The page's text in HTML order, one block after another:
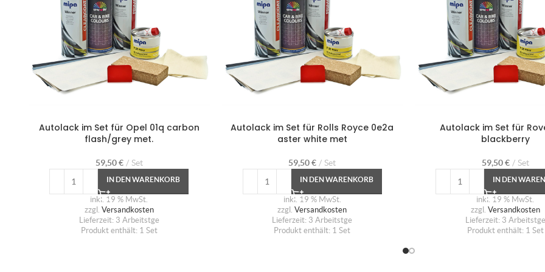
Autolack im Set für Opel 01q carbon
flash/grey met.
59,50€ Set
IN DEN WARENKORB
inkl. 19 % MwSt.
zzgl. Versandkosten
Lieferzeit: 3 Arbeitstge
Produkt enthält: 1 Set
Autolack im Set für Rolls Royce 0e2a
aster white met
59,50€ Set
IN DEN WARENKORB
inkl. 19 % MwSt.
zzgl.Versandkosten
Lieferzeit: 3 Arbeitstge
Produkt enthält: 1Set
Autolack im Set für
blackberry
59,50€ Set
IN DEN
inkl. 19 % MwSt.
zzgl. Versandkosten
Lieferzeit: 3 Arbeitstge
Produkt enthält: 1 Set